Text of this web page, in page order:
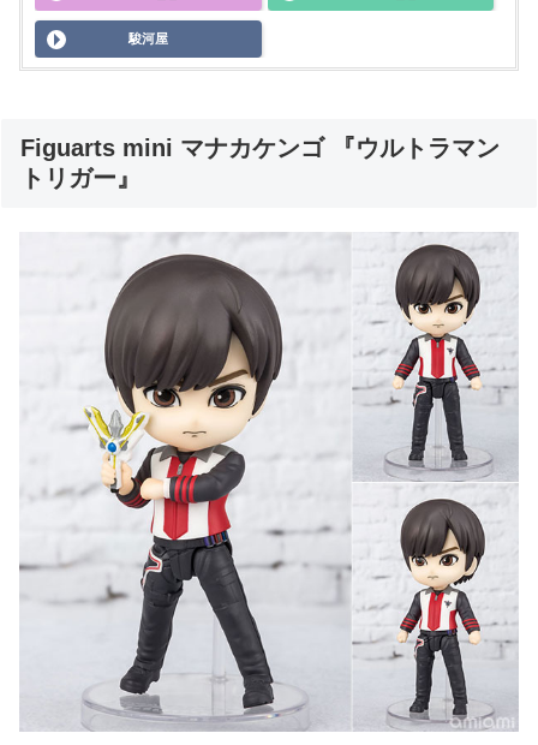
駿河屋
Figuarts mini マナカケンゴ 『ウルトラマン
トリガー』